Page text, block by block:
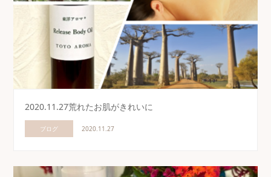
2020.11.27荒れたお肌がきれいに
ブログ 2020.11.27